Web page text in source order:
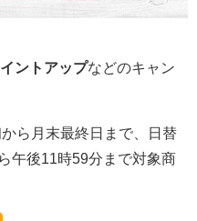
ントアップなどのキャン
ら月末最終日まで、日替
午後11時59分まで対象商